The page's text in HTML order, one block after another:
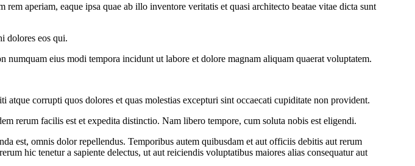
aperiam, eaque ipsa quae ab illo inventore veritatis et quasi architecto beatae vitae dicta sunt
dolores eos qui.
eius modi tempora incidunt ut labore et dolore magnam aliquam quaerat voluptatem.
corrupti quos dolores et quas molestias excepturi sint occaecati cupiditate non provident.
rerum facilis est et expedita distinctio. Nam libero tempore, cum soluta nobis est eligendi.
est, omnis dolor repellendus. Temporibus autem quibusdam et aut officiis debitis aut rerum
hic tenetur a sapiente delectus, ut aut reiciendis voluptatibus maiores alias consequatur aut